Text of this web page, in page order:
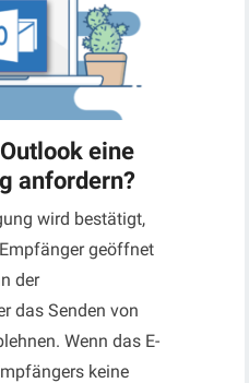
eine
anfordern?
wird bestätigt,
geöffnet
der
das Senden von
Wenn das E-
keine